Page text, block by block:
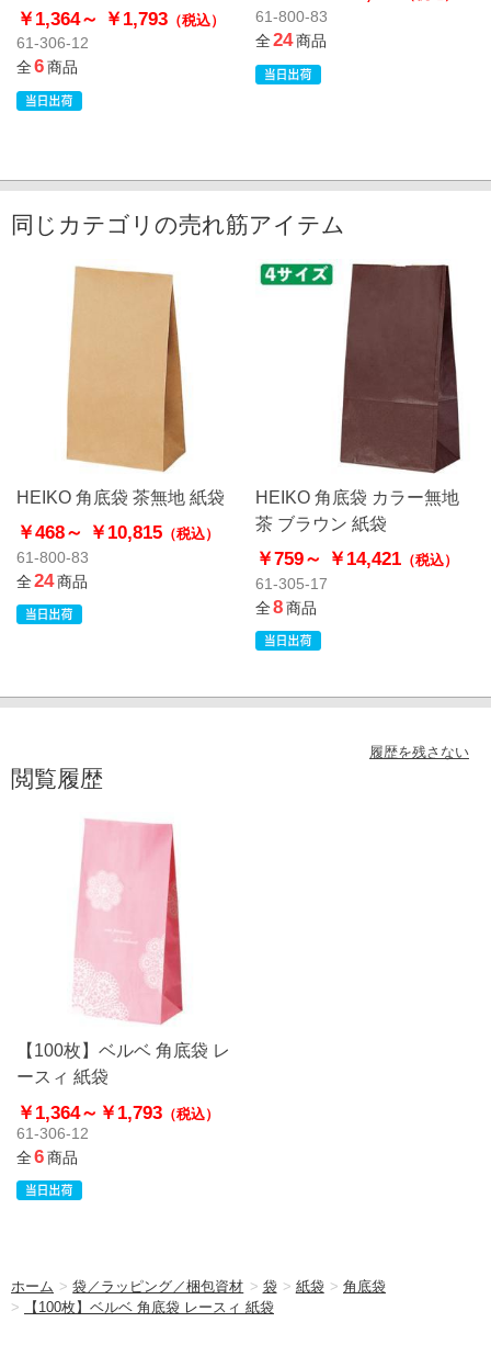
￥1,364～ ￥1,793 （税込）
61-306-12
全6商品
61-800-83
全24商品
同じカテゴリの売れ筋アイテム
HEIKO 角底袋 茶無地 紙袋
￥468～ ￥10,815 （税込）
61-800-83
全24商品
HEIKO 角底袋 カラー無地
茶 ブラウン 紙袋
￥759～ ￥14,421（税込）
61-305-17
全8商品
履歴を残さない
閲覧履歴
【100枚】ベルベ 角底袋 レ
ースィ 紙袋
￥1,364～ ￥1,793 （税込）
61-306-12
全6商品
ホーム >袋／ラッピング／梱包資材 > 袋 > 紙袋 > 角底袋
>
【100枚】ベルベ 角底袋 レースィ 紙袋